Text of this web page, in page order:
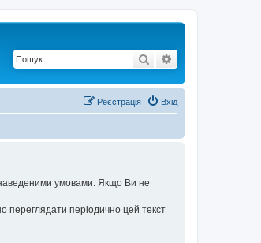
Пошук
Вхід
Реєстрація
наведеними умовами. Якщо Ви не
переглядати періодично цей текст